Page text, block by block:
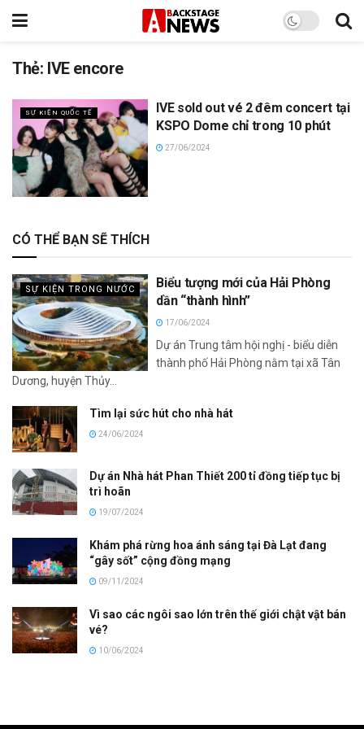
Thẻ: IVE encore
SỰ KIỆN QUỐC TẾ
IVE sold out vé 2 đêm concert tại
KSPO Dome chỉ trong 10 phút
27/06/2024
CÓ THỂ BẠN SẼ THÍCH
SỰ KIỆN TRONG NƯỚC
Biểu tượng mới của Hải Phòng
dần “thành hình”
17/06/2024
Dự án Trung tâm hội nghị - biểu diễn
thành phố Hải Phòng nằm tại xã Tân
Dương, huyện Thủy...
Tìm lại sức hút cho nhà hát
24/06/2024
Dự án Nhà hát Phan Thiết 200 tỉ đồng tiếp tục bị
trì hoãn
19/07/2024
Khám phá rừng hoa ánh sáng tại Đà Lạt đang
“gây sốt” cộng đồng mạng
09/11/2024
Vì sao các ngôi sao lớn trên thế giới chật vật bán
vé?
10/06/2024